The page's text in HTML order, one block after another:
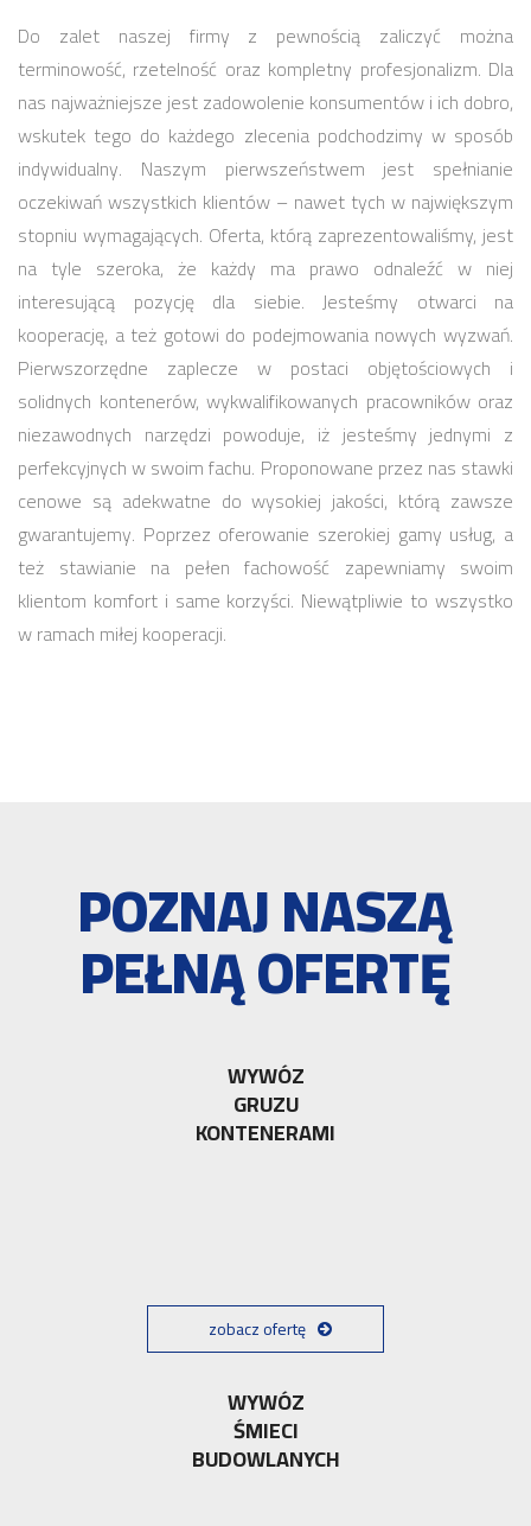
Do zalet naszej firmy z pewnością zaliczyć można
terminowość, rzetelność oraz kompletny profesjonalizm. Dla
nas najważniejsze jest zadowolenie konsumentów i ich dobro,
wskutek tego do każdego zlecenia podchodzimy w sposób
indywidualny. Naszym pierwszeństwem jest spełnianie
oczekiwań wszystkich klientów – nawet tych w największym
stopniu wymagających. Oferta, którą zaprezentowaliśmy, jest
na tyle szeroka, że każdy ma prawo odnaleźć w niej
interesującą pozycję dla siebie. Jesteśmy otwarci na
kooperację, a też gotowi do podejmowania nowych wyzwań.
Pierwszorzędne zaplecze w postaci objętościowych i
solidnych kontenerów, wykwalifikowanych pracowników oraz
niezawodnych narzędzi powoduje, iż jesteśmy jednymi z
perfekcyjnych w swoim fachu. Proponowane przez nas stawki
cenowe są adekwatne do wysokiej jakości, którą zawsze
gwarantujemy. Poprzez oferowanie szerokiej gamy usług, a
też stawianie na pełen fachowość zapewniamy swoim
klientom komfort i same korzyści. Niewątpliwie to wszystko
w ramach miłej kooperacji.
POZNAJ NASZĄ
PEŁNĄ OFERTĘ
WYWÓZ
GRUZU
KONTENERAMI
zobacz ofertę
WYWÓZ
ŚMIECI
BUDOWLANYCH